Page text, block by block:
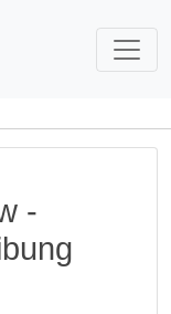
-